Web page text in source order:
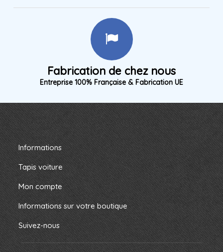
Fabrication de chez nous
Entreprise 100% Française & Fabrication UE
Informations
Tapis voiture
Mon compte
Informations sur votre boutique
Suivez-nous